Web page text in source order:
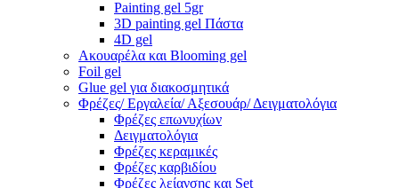
Painting gel 5gr
3D painting gel Πάστα
4D gel
Ακουαρέλα και Blooming gel
Foil gel
Glue gel για διακοσμητικά
Φρέζες/ Εργαλεία/ Αξεσουάρ/ Δειγματολόγια
Φρέζες επωνυχίων
Δειγματολόγια
Φρέζες κεραμικές
Φρέζες καρβιδίου
Φρέζες λείανσης και Set